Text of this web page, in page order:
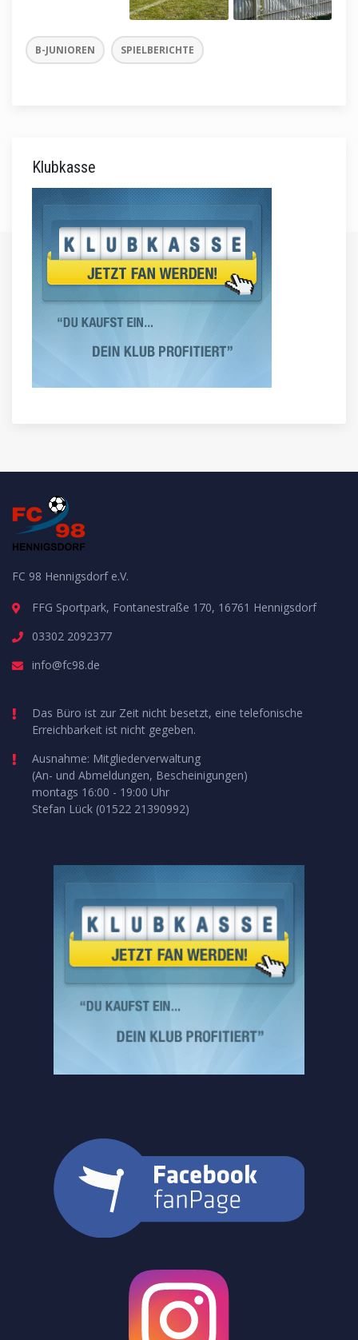
B-JUNIOREN SPIELBERICHTE
Klubkasse
FC 98 Hennigsdorf e.V.
FFG Sportpark, Fontanestraße 170, 16761 Hennigsdorf
03302 2092377
info@fc98.de
Das Büro ist zur Zeit nicht besetzt, eine telefonische
Erreichbarkeit ist nicht gegeben.
Ausnahme: Mitgliederverwaltung
(An- und Abmeldungen, Bescheinigungen)
montags 16:00 - 19:00 Uhr
Stefan Lück (01522 21390992)